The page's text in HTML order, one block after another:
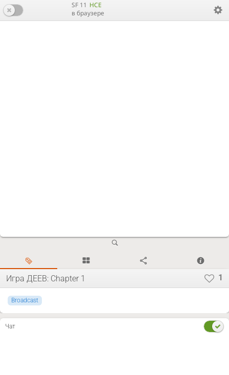
SF 11 HCE
в браузере
Игра ДЕЕВ: Chapter 1 1
Broadcast
Чат